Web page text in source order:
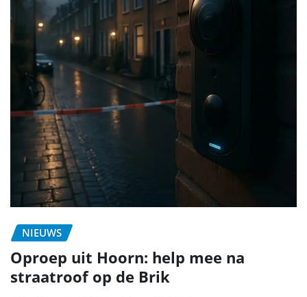
NIEUWS
Oproep uit Hoorn: help mee na
straatroof op de Brik